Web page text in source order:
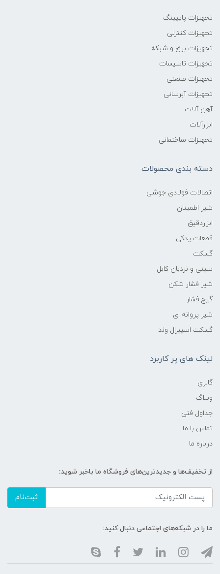
تجهیزات پایپینگ
تجهیزات کنترلی
تجهیزات برق و شبکه
تجهیزات تاسیسات
تجهیزات صنعتی
تجهیزات آبرسانی
آهن آلات
ابزارآلات
تجهیزات ساختمانی
دسته بندی محصولات
اتصالات فولادی جوشی
شیر اطمینان
ابزاردقیق
قطعات یدکی
گسکت
سینی و نردبان کابل
شیر فشار شکن
گیج فشار
شیر پروانه ای
گسکت اسپیرال وند
لینک های پر کاربرد
گالری
وبلاگ
جداول فنی
تماس با ما
درباره ما
از تخفیف‌ها و جدیدترین‌های فروشگاه ما باخبر شوید:
ثبت‌نام
ما را در شبکه‌های اجتماعی دنبال کنید: